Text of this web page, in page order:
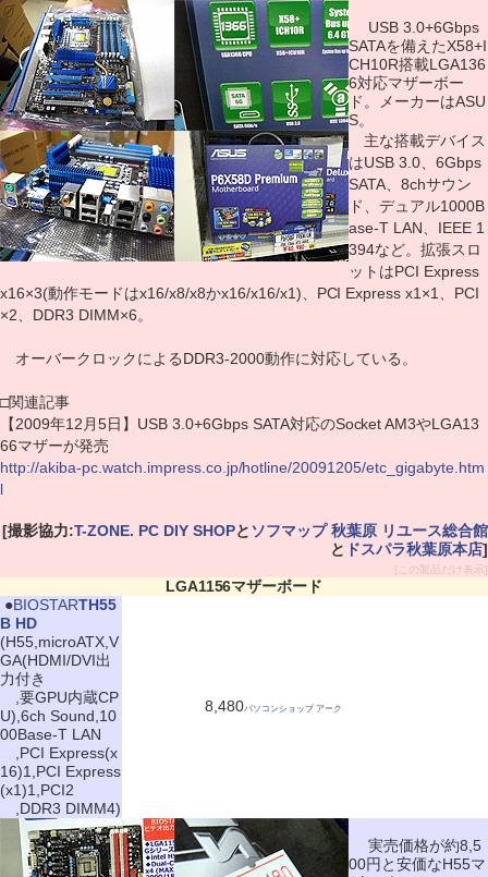
USB 3.0+6Gbps
SATAを備えたX58+I
CH10R搭載LGA136
6対応マザーボー
ド。メーカーはASU
S。
主な搭載デバイス
はUSB 3.0、6Gbps
SATA、8chサウン
ド、デュアル1000B
ase-T LAN、IEEE 1
394など。拡張スロ
ットはPCI Express
x16×3(動作モードはx16/x8/x8かx16/x16/x1)、PCI Express x1×1、PCI
×2、DDR3 DIMM×6。
オーバークロックによるDDR3-2000動作に対応している。
□関連記事
【2009年12月5日】USB 3.0+6Gbps SATA対応のSocket AM3やLGA13
66マザーが発売
http://akiba-pc.watch.impress.co.jp/hotline/20091205/etc_gigabyte.htm
l
[撮影協力:T-ZONE. PC DIY SHOPと ソフマップ 秋葉原 リユース総合館
と ドスパラ秋葉原本店]
[この製品だけ表示]
LGA1156マザーボード
●BIOSTARTH55
B HD
(H55,microATX,V
GA(HDMI/DVI出
力付き
,要GPU内蔵CP
U),6ch Sound,10
00Base-T LAN
,PCI Express(x
16)1,PCI Express
(x1)1,PCI2
,DDR3 DIMM4)
8,480パソコンショップ アーク
実売価格が約8,5
00円と安価なH55マ